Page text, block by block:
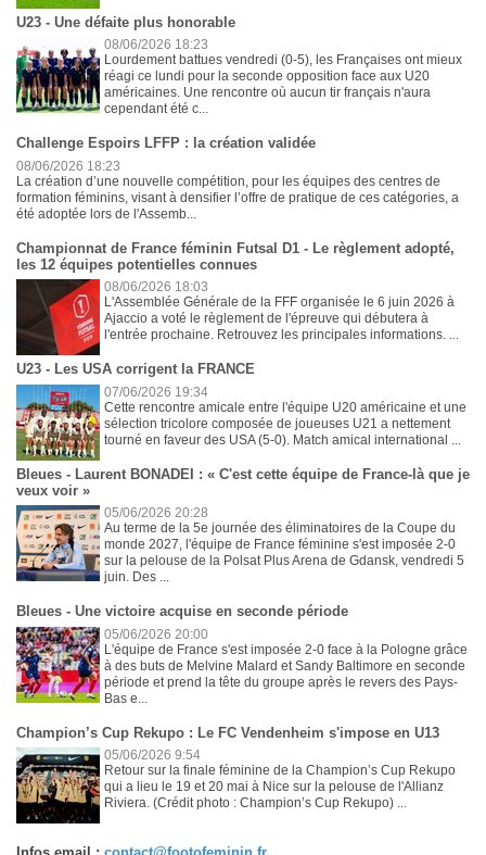
U23 - Une défaite plus honorable
08/06/2026 18:23
Lourdement battues vendredi (0-5), les Françaises ont mieux
réagi ce lundi pour la seconde opposition face aux U20
américaines. Une rencontre où aucun tir français n'aura
cependant été c...
Challenge Espoirs LFFP : la création validée
08/06/2026 18:23
La création d’une nouvelle compétition, pour les équipes des centres de
formation féminins, visant à densifier l’offre de pratique de ces catégories, a
été adoptée lors de l'Assemb...
Championnat de France féminin Futsal D1 - Le règlement adopté,
les 12 équipes potentielles connues
08/06/2026 18:03
L'Assemblée Générale de la FFF organisée le 6 juin 2026 à
Ajaccio a voté le règlement de l'épreuve qui débutera à
l'entrée prochaine. Retrouvez les principales informations. ...
U23 - Les USA corrigent la FRANCE
07/06/2026 19:34
Cette rencontre amicale entre l'équipe U20 américaine et une
sélection tricolore composée de joueuses U21 a nettement
tourné en faveur des USA (5-0). Match amical international ...
Bleues - Laurent BONADEI : « C'est cette équipe de France-là que je
veux voir »
05/06/2026 20:28
Au terme de la 5e journée des éliminatoires de la Coupe du
monde 2027, l'équipe de France féminine s'est imposée 2-0
sur la pelouse de la Polsat Plus Arena de Gdansk, vendredi 5
juin. Des ...
Bleues - Une victoire acquise en seconde période
05/06/2026 20:00
L'équipe de France s'est imposée 2-0 face à la Pologne grâce
à des buts de Melvine Malard et Sandy Baltimore en seconde
période et prend la tête du groupe après le revers des Pays-
Bas e...
Champion’s Cup Rekupo : Le FC Vendenheim s'impose en U13
05/06/2026 9:54
Retour sur la finale féminine de la Champion’s Cup Rekupo
qui a lieu le 19 et 20 mai à Nice sur la pelouse de l'Allianz
Riviera. (Crédit photo : Champion’s Cup Rekupo) ...